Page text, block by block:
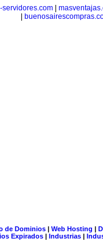
servidores.com
de Dominios| Web Hosting |
Expirados | Industrias |